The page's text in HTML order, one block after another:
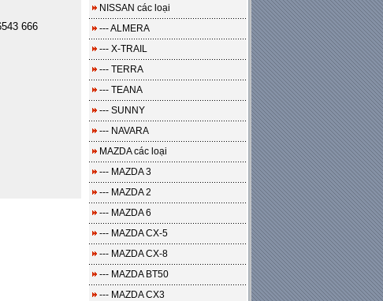
666
NISSAN các loại
--- ALMERA
--- X-TRAIL
--- TERRA
--- TEANA
--- SUNNY
--- NAVARA
MAZDA các loại
--- MAZDA 3
--- MAZDA 2
--- MAZDA 6
--- MAZDA CX-5
--- MAZDA CX-8
--- MAZDA BT50
--- MAZDA CX3